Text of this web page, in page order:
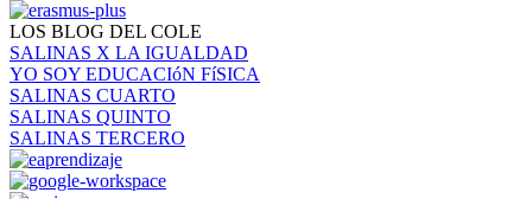
LOS BLOG DEL COLE
SALINAS X LA IGUALDAD
YO SOY EDUCACIóN FíSICA
SALINAS CUARTO
SALINAS QUINTO
SALINAS TERCERO